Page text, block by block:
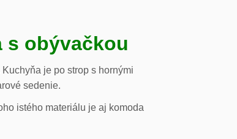
s obývačkou
je po strop s hornými
sedenie.
istého materiálu je aj komoda